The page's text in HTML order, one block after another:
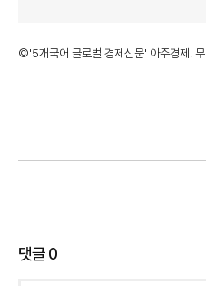
©'5개국어 글로벌 경제신문' 아주경제. 무
댓글0